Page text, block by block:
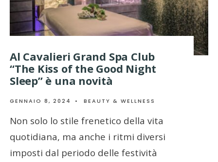
Al Cavalieri Grand Spa Club
“The Kiss of the Good Night
Sleep” è una novità
GENNAIO 8, 2024 • BEAUTY & WELLNESS
Non solo lo stile frenetico della vita
quotidiana, ma anche i ritmi diversi
imposti dal periodo delle festività